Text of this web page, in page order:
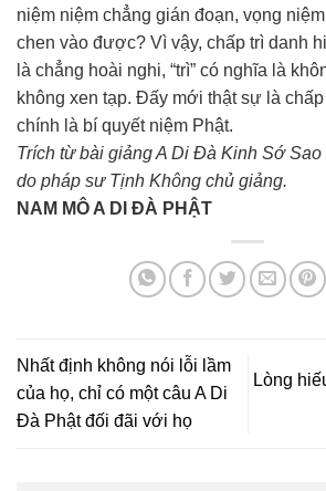
niệm niệm chẳng gián đoạn, vọng
chen vào được? Vì vậy, chấp trì danh
là chẳng hoài nghi, “trì” có nghĩa là
không xen tạp. Đấy mới thật sự là
chính là bí quyết niệm Phật.
Trích từ bài giảng A Di Đà Kinh Sớ
do pháp sư Tịnh Không chủ giảng.
NAM MÔ A DI ĐÀ PHẬT
Nhất định không nói lỗi lầm
của họ, chỉ có một câu A Di
Đà Phật đối đãi với họ
Lòng